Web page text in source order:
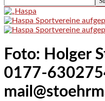
Foto: Holger
0177-